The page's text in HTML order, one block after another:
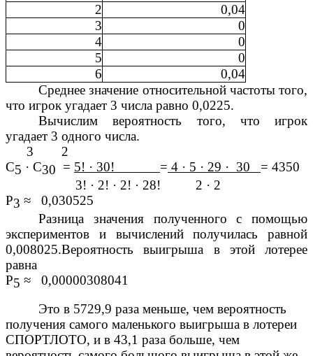
2
0,04
3
0
4
0
5
0
6
0,04
Среднее значение относительной частоты того,
что игрок угадает 3 числа равно 0,0225.
Вычислим вероятность того, что игрок
угадает 3 одного числа.
3 2
С5 · С30 = 5! · 30! = 4 · 5 · 29 · 30 = 4350
3! · 2! · 2! · 28! 2 · 2
Р3 ≈ 0,030525
Разница значения полученного с помощью
экспериментов и вычислений получилась равной
0,008025.Вероятность выигрыша в этой лотерее
равна
Р5 ≈ 0,00000308041
Это в 5729,9 раза меньше, чем вероятность
получения самого маленького выигрыша в лотереи
СПОРТЛОТО, и в 43,1 раза больше, чем